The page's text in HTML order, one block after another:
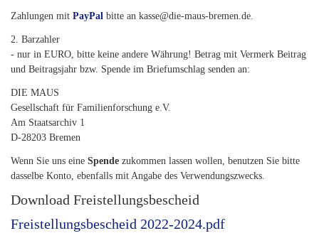
Zahlungen mit PayPal bitte an kasse@die-maus-bremen.de.
2. Barzahler
- nur in EURO, bitte keine andere Währung! Betrag mit Vermerk Beitrag
und Beitragsjahr bzw. Spende im Briefumschlag senden an:
DIE MAUS
Gesellschaft für Familienforschung e.V.
Am Staatsarchiv 1
D-28203 Bremen
Wenn Sie uns eine Spende zukommen lassen wollen, benutzen Sie bitte
dasselbe Konto, ebenfalls mit Angabe des Verwendungszwecks.
Download Freistellungsbescheid
Freistellungsbescheid 2022-2024.pdf